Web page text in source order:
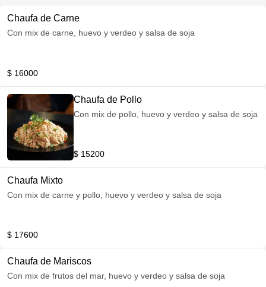
Chaufa de Carne
Con mix de carne, huevo y verdeo y salsa de soja
$ 16000
Chaufa de Pollo
Con mix de pollo, huevo y verdeo y salsa de soja
$ 15200
Chaufa Mixto
Con mix de carne y pollo, huevo y verdeo y salsa de soja
$ 17600
Chaufa de Mariscos
Con mix de frutos del mar, huevo y verdeo y salsa de soja